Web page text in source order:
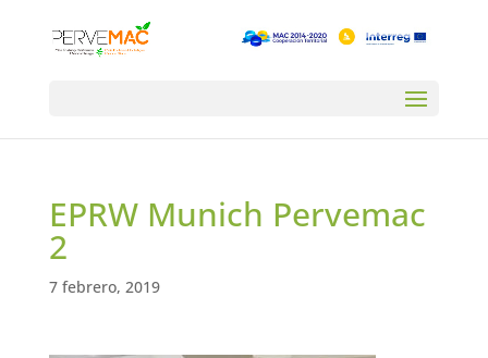
EPRW Munich Pervemac
2
7 febrero, 2019